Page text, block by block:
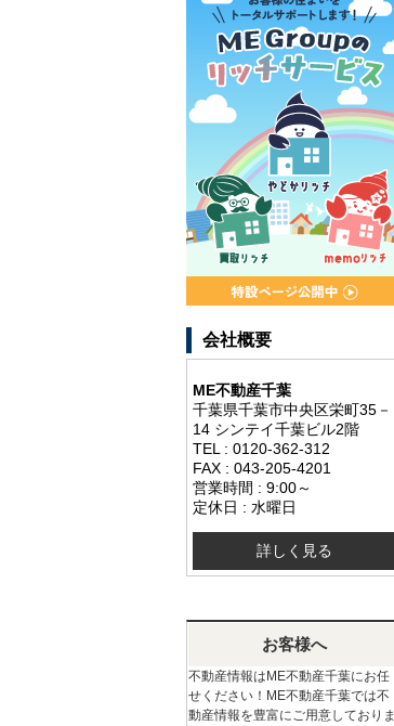
会社概要
ME不動産千葉
千葉県千葉市中央区栄町35－
14 シンテイ千葉ビル2階
TEL : 0120-362-312
FAX : 043-205-4201
営業時間 : 9:00～
定休日 : 水曜日
詳しく見る
お客様へ
不動産情報はME不動産千葉にお任
せください！ME不動産千葉では不
動産情報を豊富にご用意しておりま